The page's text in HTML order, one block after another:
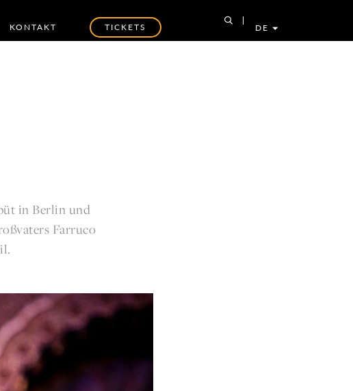
KONTAKT TICKETS DE
in Berlin und
Farruco